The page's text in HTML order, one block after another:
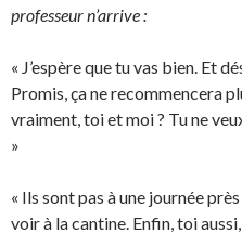
professeur n’arrive :
« J’espère que tu vas bien. Et
Promis, ça ne recommencera
vraiment, toi et moi ? Tu ne
»
« Ils sont pas à une journée
voir à la cantine. Enfin, toi